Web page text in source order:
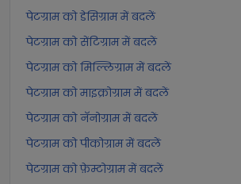
पेटग्राम को डेसिग्राम में बदलें
पेटग्राम को सेंटिग्राम में बदलें
पेटग्राम को मिल्लिग्राम में बदलें
पेटग्राम को माइक्रोग्राम में बदलें
पेटग्राम को नॅनोग्राम में बदलें
पेटग्राम को पीकोग्राम में बदलें
पेटग्राम को फ़ेम्टोग्राम में बदलें